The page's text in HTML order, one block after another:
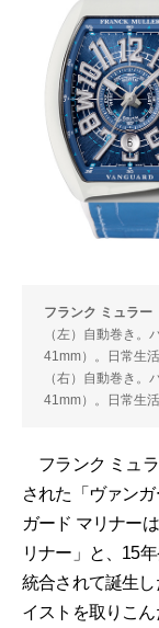
フランク ミュラー
（左）自動巻き
41mm）。日常生
（右）自動巻き
41mm）。日常生
フランク ミュ
された「ヴァン
ガード マリナー
リナー」と、15
統合されて誕生
イストを取りこ